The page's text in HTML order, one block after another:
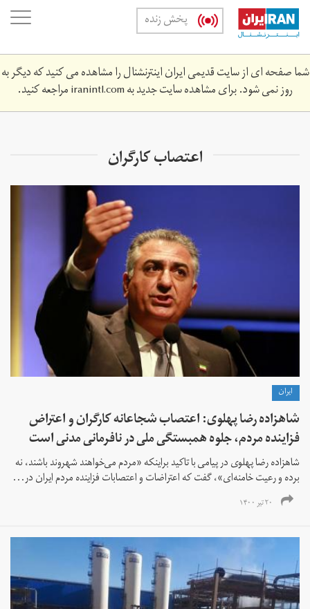
Skip
main
content
پخش زنده
شما صفحه ای از سایت قدیمی ایران اینترنشنال را مشاهده می کنید که دیگر به
روز نمی شود. برای مشاهده سایت جدید بهiranintl.comمراجعه کنید.
اعتصاب کارگران
ايران
شاهزاده رضا پهلوی: اعتصاب‌ شجاعانه کارگران و اعتراض
فزاینده مردم، جلوه‌‌ همبستگی ملی در نافرمانی مدنی است
شاهزاده رضا پهلوی در پیامی با تاکید براینکه «مردم می‌خواهند شهروند باشند، نه
برده و رعیت خامنه‌ای»، گفت که اعتراضات و اعتصابات فزاینده مردم ایران در...
۲۰ تیر ۱۴۰۰